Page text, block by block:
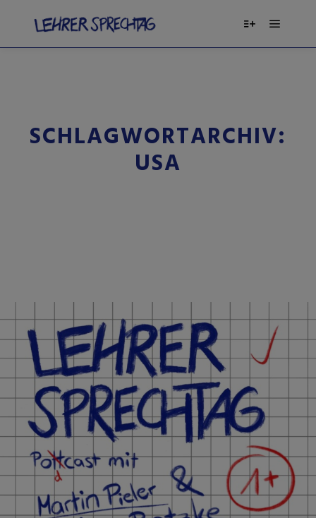
SCHLAGWORTARCHIV:
USA